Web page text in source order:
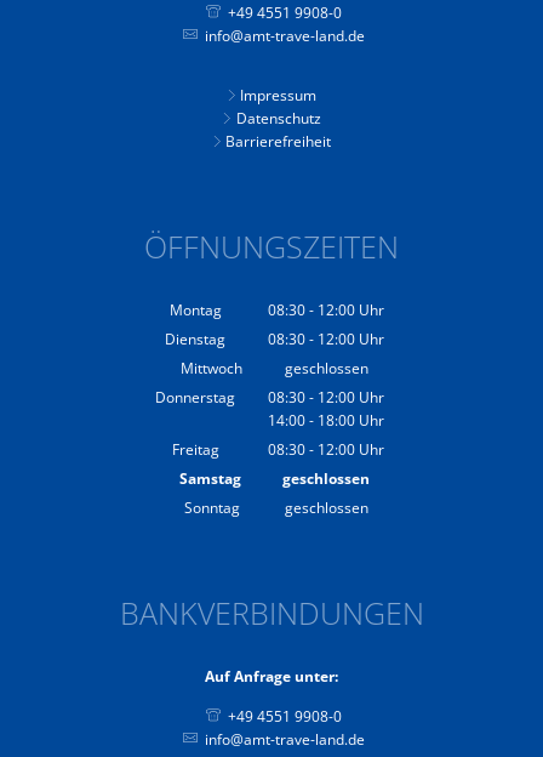
+49 4551 9908-0
info@amt-trave-land.de
Impressum
Datenschutz
Barrierefreiheit
ÖFFNUNGSZEITEN
Montag 08:30- 12:00 Uhr
Von 08:30 bis 12:00 Uhr
Dienstag 08:30- 12:00 Uhr
Von 08:30 bis 12:00 Uhr
Mittwoch
geschlossen
Donnerstag
08:30- 12:00 Uhr
Von 08:30 bis 12:00 Uhr
14:00- 18:00 Uhr
Von 14:00 bis 18:00 Uhr
Freitag 08:30- 12:00 Uhr
Von 08:30 bis 12:00 Uhr
Samstag
geschlossen
Sonntag
geschlossen
BANKVERBINDUNGEN
Auf Anfrage unter:
+49 4551 9908-0
info@amt-trave-land.de